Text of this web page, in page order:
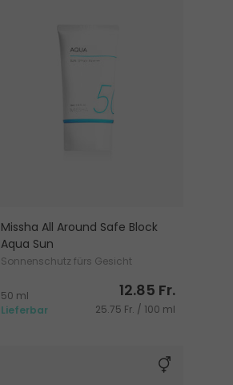
Missha All Around Safe Block
Aqua Sun
Sonnenschutz fürs Gesicht
50 ml
Lieferbar
12.85 Fr.
25.75 Fr. / 100 ml